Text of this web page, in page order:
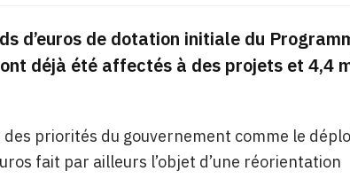
d’euros de dotation initiale du
déjà été affectés à des projets et 4,4
priorités du gouvernement comme le
fait par ailleurs l’objet d’une réorientation